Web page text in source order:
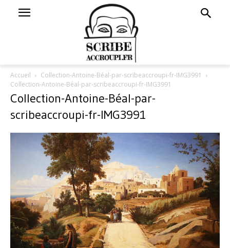
Accueil
Collection-Antoine-Béal-par-scribeaccroupi-fr-IMG3991
Collection-Antoine-Béal-par-scribeaccroupi-fr-IMG3991
Collection-Antoine-Béal-par-
scribeaccroupi-fr-IMG3991